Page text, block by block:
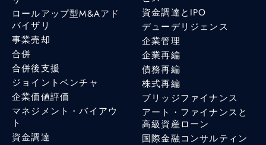
ロールアップ型M&Aアド
バイザリ
事業売却
合併
合併後支援
ジョイントベンチャ
企業価値評価
マネジメント・バイアウ
ト
資金調達
資金調達とIPO
デューデリジェンス
企業管理
企業再編
債務再編
株式再編
ブリッジファイナンス
アート・ファイナンスと
高級資産ローン
国際金融コンサルティン